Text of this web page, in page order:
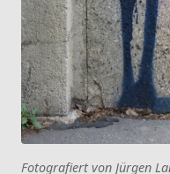
Fotografiert von Jürgen